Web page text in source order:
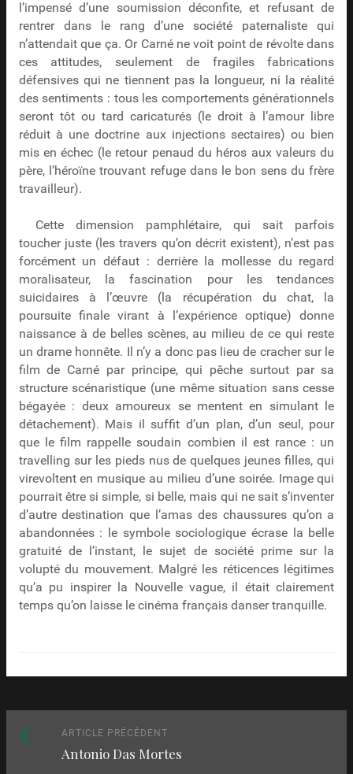
l’impensé d’une soumission déconfite, et refusant de
rentrer dans le rang d’une société paternaliste qui
n’attendait que ça. Or Carné ne voit point de révolte dans
ces attitudes, seulement de fragiles fabrications
défensives qui ne tiennent pas la longueur, ni la réalité
des sentiments : tous les comportements générationnels
seront tôt ou tard caricaturés (le droit à l’amour libre
réduit à une doctrine aux injections sectaires) ou bien
mis en échec (le retour penaud du héros aux valeurs du
père, l’héroïne trouvant refuge dans le bon sens du frère
travailleur).
Cette dimension pamphlétaire, qui sait parfois
toucher juste (les travers qu’on décrit existent), n’est pas
forcément un défaut : derrière la mollesse du regard
moralisateur, la fascination pour les tendances
suicidaires à l’œuvre (la récupération du chat, la
poursuite finale virant à l’expérience optique) donne
naissance à de belles scènes, au milieu de ce qui reste
un drame honnête. Il n’y a donc pas lieu de cracher sur le
film de Carné par principe, qui pêche surtout par sa
structure scénaristique (une même situation sans cesse
bégayée : deux amoureux se mentent en simulant le
détachement). Mais il suffit d’un plan, d’un seul, pour
que le film rappelle soudain combien il est rance : un
travelling sur les pieds nus de quelques jeunes filles, qui
virevoltent en musique au milieu d’une soirée. Image qui
pourrait être si simple, si belle, mais qui ne sait s’inventer
d’autre destination que l’amas des chaussures qu’on a
abandonnées : le symbole sociologique écrase la belle
gratuité de l’instant, le sujet de société prime sur la
volupté du mouvement. Malgré les réticences légitimes
qu’a pu inspirer la Nouvelle vague, il était clairement
temps qu’on laisse le cinéma français danser tranquille.
Naviguez
ARTICLE PRÉCÉDENT
précédent
Antonio Das Mortes